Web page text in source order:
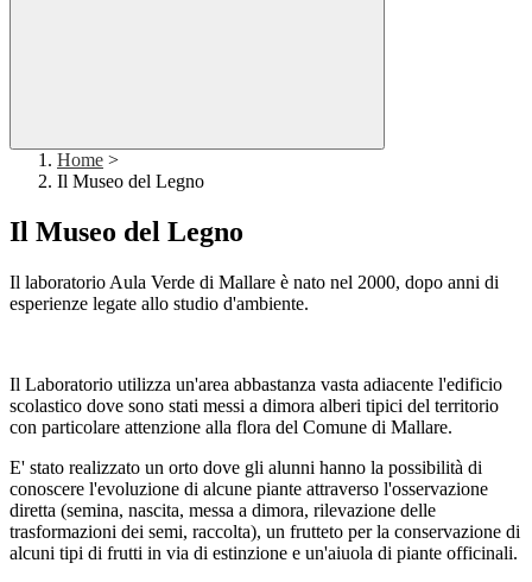
Home >
Il Museo del Legno
Il Museo del Legno
Il laboratorio Aula Verde di Mallare è nato nel 2000, dopo anni di
esperienze legate allo studio d'ambiente.
Il Laboratorio utilizza un'area abbastanza vasta adiacente l'edificio
scolastico dove sono stati messi a dimora alberi tipici del territorio
con particolare attenzione alla flora del Comune di Mallare.
E' stato realizzato un orto dove gli alunni hanno la possibilità di
conoscere l'evoluzione di alcune piante attraverso l'osservazione
diretta (semina, nascita, messa a dimora, rilevazione delle
trasformazioni dei semi, raccolta), un frutteto per la conservazione di
alcuni tipi di frutti in via di estinzione e un'aiuola di piante officinali.